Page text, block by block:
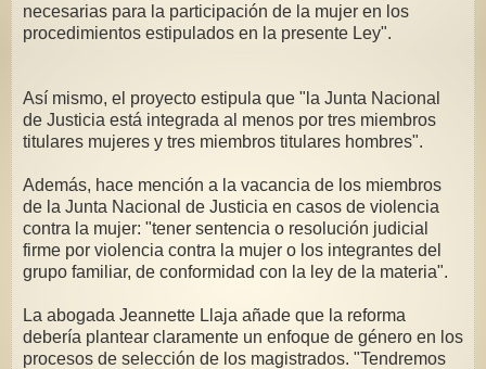
necesarias para la participación de la mujer en los
procedimientos estipulados en la presente Ley".
Así mismo, el proyecto estipula que "la Junta Nacional
de Justicia está integrada al menos por tres miembros
titulares mujeres y tres miembros titulares hombres".
Además, hace mención a la vacancia de los miembros
de la Junta Nacional de Justicia en casos de violencia
contra la mujer: "tener sentencia o resolución judicial
firme por violencia contra la mujer o los integrantes del
grupo familiar, de conformidad con la ley de la materia".
La abogada Jeannette Llaja añade que la reforma
debería plantear claramente un enfoque de género en los
procesos de selección de los magistrados. "Tendremos